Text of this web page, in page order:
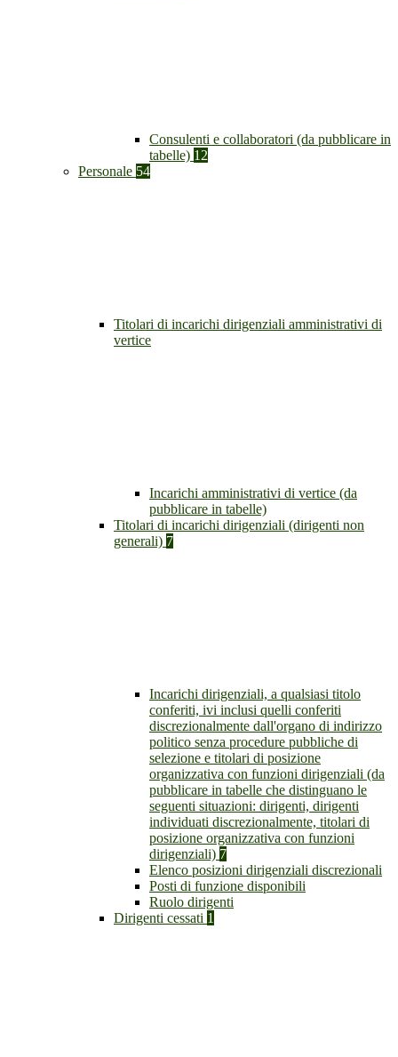
Consulenti e collaboratori (da pubblicare in
tabelle) 12
Personale 54
Titolari di incarichi dirigenziali amministrativi di
vertice
Incarichi amministrativi di vertice (da
pubblicare in tabelle)
Titolari di incarichi dirigenziali (dirigenti non
generali) 7
Incarichi dirigenziali, a qualsiasi titolo
conferiti, ivi inclusi quelli conferiti
discrezionalmente dall'organo di indirizzo
politico senza procedure pubbliche di
selezione e titolari di posizione
organizzativa con funzioni dirigenziali (da
pubblicare in tabelle che distinguano le
seguenti situazioni: dirigenti, dirigenti
individuati discrezionalmente, titolari di
posizione organizzativa con funzioni
dirigenziali) 7
Elenco posizioni dirigenziali discrezionali
Posti di funzione disponibili
Ruolo dirigenti
Dirigenti cessati 1